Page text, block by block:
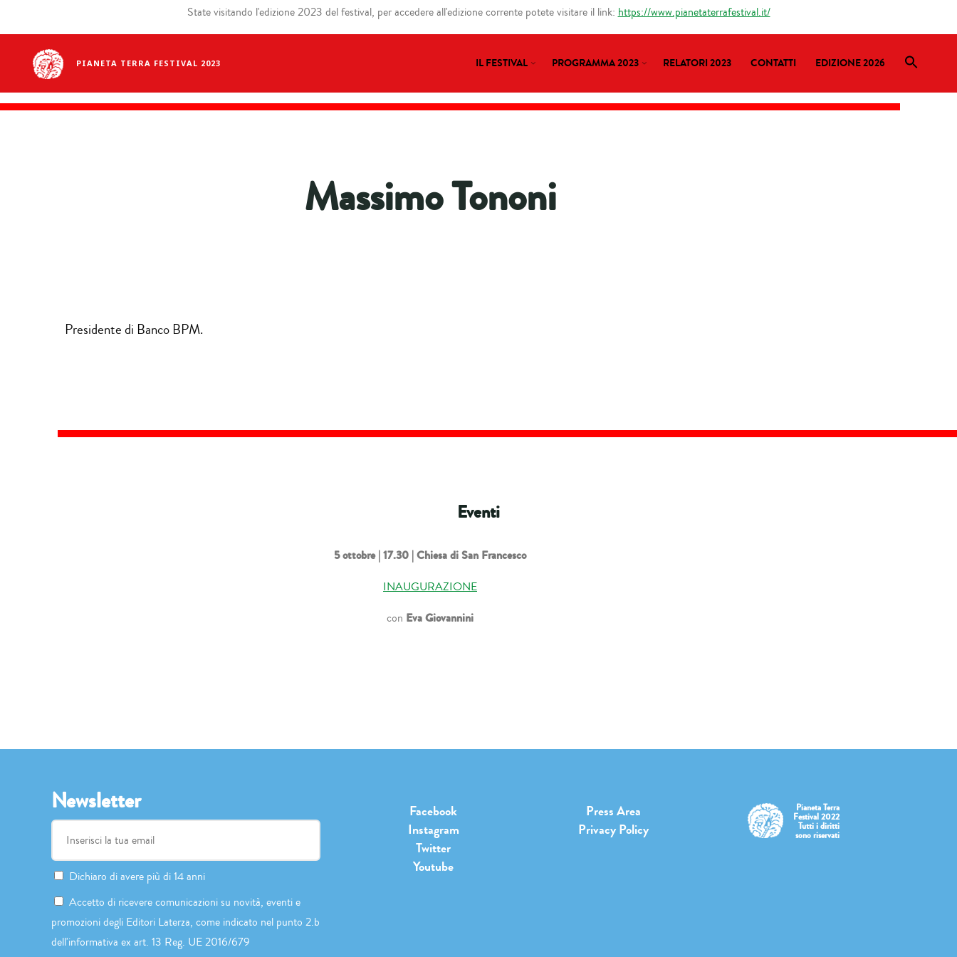
PIANETA TERRA FESTIVAL 2023 IL FESTIVAL PROGRAMMA 2023 RELATORI 2023 CONTATTI EDIZIONE 2026
State visitando l'edizione 2023 del festival, per accedere all'edizione corrente potete visitare il link: https://www.pianetaterrafestival.it/
Massimo Tononi
Presidente di Banco BPM.
Eventi
5 ottobre |17.30 | Chiesa di San Francesco
INAUGURAZIONE
con Eva Giovannini
Newsletter
Dichiaro di avere più di 14 anni
Accetto di ricevere comunicazioni su novità, eventi e
promozioni degli Editori Laterza, come indicato nel punto 2.b
dell'informativa ex art. 13 Reg. UE 2016/679
Facebook
Instagram
Twitter
Youtube
Press Area
Privacy Policy
Pianeta Terra
Festival 2022
Tutti i diritti
sono riservati